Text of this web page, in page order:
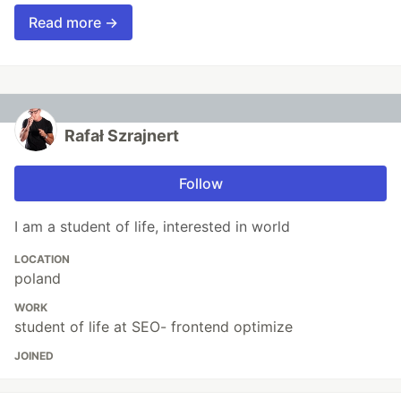
Read more →
Rafał Szrajnert
Follow
I am a student of life, interested in world
LOCATION
poland
WORK
student of life at SEO- frontend optimize
JOINED